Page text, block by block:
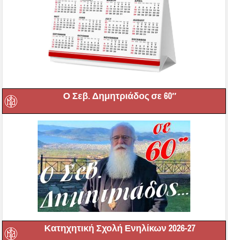
Ο Σεβ. Δημητριάδος σε 60″
Κατηχητική Σχολή Ενηλίκων 2026-27